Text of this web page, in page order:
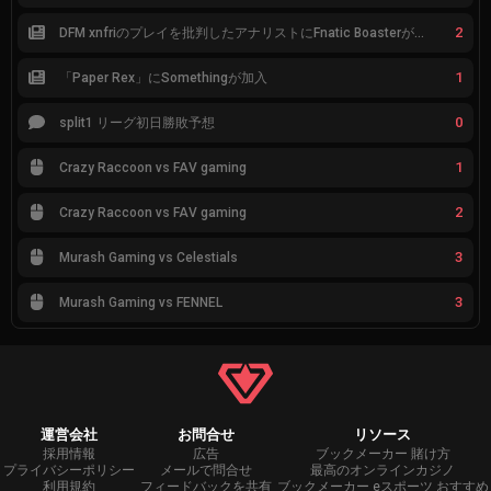
DFM xnfriのプレイを批判したアナリストにFnatic Boasterが反応「DFMは仕組みの強化が必要なだけ」 2
「Paper Rex」にSomethingが加入 1
split1 リーグ初日勝敗予想 0
Crazy Raccoon vs FAV gaming 1
Crazy Raccoon vs FAV gaming 2
Murash Gaming vs Celestials 3
Murash Gaming vs FENNEL 3
運営会社
採用情報
プライバシーポリシー
利用規約
お問合せ
広告
メールで問合せ
フィードバックを共有
リソース
ブックメーカー 賭け方
最高のオンラインカジノ
ブックメーカー eスポーツ おすすめ